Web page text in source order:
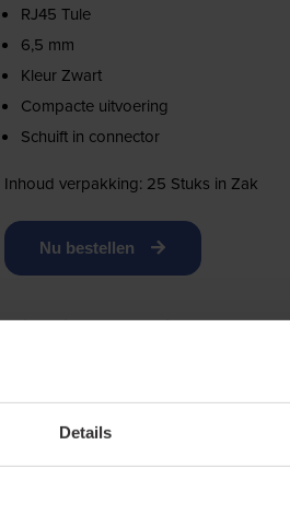
Details
RJ45 Tule
6,5 mm
Kleur Zwart
Compacte uitvoering
Schuift in connector
Inhoud verpakking: 25 Stuks in Zak
Nu bestellen
Kies jouw online shop
Het gekozen artikel183444is
desbetreffende shop en je wordt direct